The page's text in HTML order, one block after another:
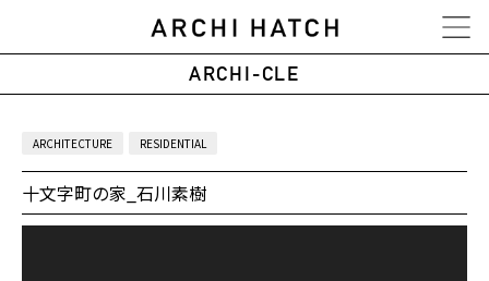
ARCHI-CLE
ARCHITECTURE RESIDENTIAL
十文字町の家_石川素樹